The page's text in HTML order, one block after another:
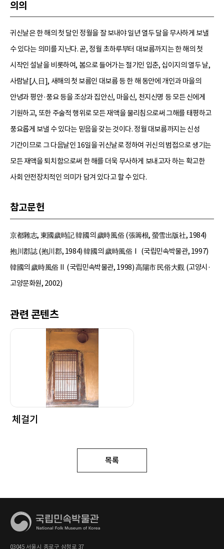
의의
귀신날은 한 해의 첫 달인 정월을 잘 보내야 일년 열두 달을 무사하게 보낼
수 있다는 의미를 지닌다. 곧, 정월 초하루부터 대보름까지는 한 해의 첫
시작인 설날을 비롯하여, 봄으로 들어가는 절기인 입춘, 십이지의 열두 날,
사람날[人日], 새해의 첫 보름인 대보름 등 한 해 동안에 개인과 마을의
안녕과 평안·풍요 등을 조상과 집안신, 마을신, 천지신명 등 모든 신에게
기원하고, 또한 주술적 행위로 모든 재액을 물리침으로써 그해를 태평하고
풍요롭게 보낼 수 있다는 믿음을 갖는 것이다. 정월 대보름까지는 신성
기간이므로 그 다음날인 16일을 귀신날로 정하여 귀신의 범접으로 생기는
모든 재액을 퇴치함으로써 한 해를 더욱 무사하게 보내고자 하는 확고한
사회 안전장치적인 의미가 담겨 있다고 할 수 있다.
참고문헌
京都雜志, 東國歲時記 韓國의 歲時風俗 (張籌根, 螢雪出版社, 1984)
抱川郡誌 (抱川郡, 1984) 韓國의 歲時風俗Ⅰ (국립민속박물관, 1997)
韓國의 歲時風俗Ⅱ (국립민속박물관, 1998) 高陽市 民俗大觀 (고양시·
고양문화원, 2002)
관련 콘텐츠
체걸기
목록
03045 서울시 종로구 삼청로 37